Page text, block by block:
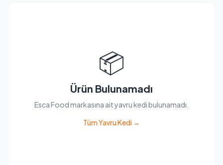
📦
Ürün Bulunamadı
Esca Food markasına ait yavru kedi bulunamadı.
Tüm Yavru Kedi →